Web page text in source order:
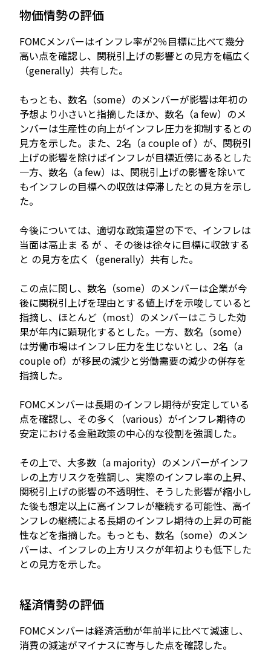
物価情勢の評価
FOMCメンバーはインフレ率が2％目標に比べて幾分
高い点を確認し、関税引上げの影響との見方を幅広く
（generally）共有した。
もっとも、数名（some）のメンバーが影響は年初の
予想より小さいと指摘したほか、数名（a few）のメ
ンバーは生産性の向上がインフレ圧力を抑制するとの
見方を示した。また、2名（a couple of ）が、関税引
上げの影響を除けばインフレが目標近傍にあるとした
一方、数名（a few）は、関税引上げの影響を除いて
もインフレの目標への収斂は停滞したとの見方を示し
た。
今後については、適切な政策運営の下で、インフレは
当面は高止ま る が 、その後は徐々に目標に収斂する
と の見方を広く（generally）共有した。
この点に関し、数名（some）のメンバーは企業が今
後に関税引上げを理由とする値上げを示唆していると
指摘し、ほとんど（most）のメンバーはこうした効
果が年内に顕現化するとした。一方、数名（some）
は労働市場はインフレ圧力を生じないとし、2名（a
couple of）が移民の減少と労働需要の減少の併存を
指摘した。
FOMCメンバーは長期のインフレ期待が安定している
点を確認し、その多く（various）がインフレ期待の
安定における金融政策の中心的な役割を強調した。
その上で、大多数（a majority）のメンバーがインフ
レの上方リスクを強調し、実際のインフレ率の上昇、
関税引上げの影響の不透明性、そうした影響が縮小し
た後も想定以上に高インフレが継続する可能性、高イ
ンフレの継続による長期のインフレ期待の上昇の可能
性などを指摘した。もっとも、数名（some）のメン
バーは、インフレの上方リスクが年初よりも低下した
との見方を示した。
経済情勢の評価
FOMCメンバーは経済活動が年前半に比べて減速し、
消費の減速がマイナスに寄与した点を確認した。